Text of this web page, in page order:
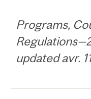
Programs,
updated avr.